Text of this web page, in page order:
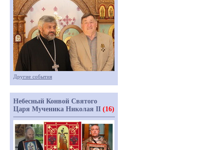
Другие события
Небесный Конвой Святого
Царя Мученика Николая II (16)